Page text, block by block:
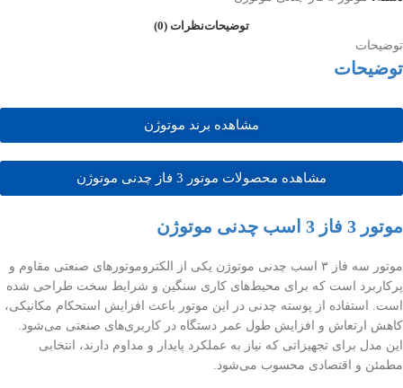
توضیحاتنظرات (0)
توضیحات
توضیحات
مشاهده برند موتوژن
مشاهده محصولات موتور 3 فاز چدنی موتوژن
موتور 3 فاز 3 اسب چدنی موتوژن
موتور سه فاز ۳ اسب چدنی موتوژن یکی از الکتروموتورهای صنعتی مقاوم و
پرکاربرد است که برای محیط‌های کاری سنگین و شرایط سخت طراحی شده
است. استفاده از پوسته چدنی در این موتور باعث افزایش استحکام مکانیکی،
کاهش ارتعاش و افزایش طول عمر دستگاه در کاربری‌های صنعتی می‌شود.
این مدل برای تجهیزاتی که نیاز به عملکرد پایدار و مداوم دارند، انتخابی
مطمئن و اقتصادی محسوب می‌شود.